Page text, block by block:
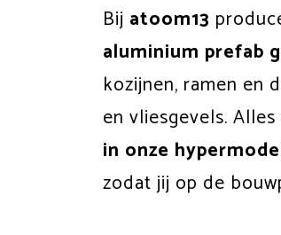
Bij atoom13
aluminium prefab
kozijnen, ramen en
en vliesgevels.
in onze
zodat jij op de